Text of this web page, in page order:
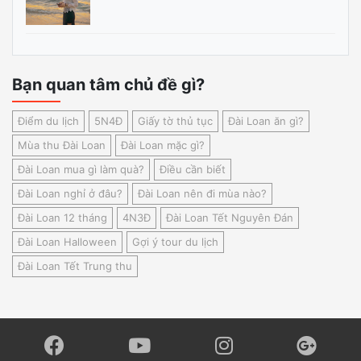
Bạn quan tâm chủ đề gì?
Điểm du lịch 5N4Đ Giấy tờ thủ tục
Đài Loan ăn gì?
Mùa thu Đài Loan
Đài Loan mặc gì?
Đài Loan mua gì làm quà?
Điều cần biết
Đài Loan nghỉ ở đâu?
Đài Loan nên đi mùa nào?
Đài Loan 12 tháng
4N3Đ
Đài Loan Tết Nguyên Đán
Đài Loan Halloween
Gợi ý tour du lịch
Đài Loan Tết Trung thu